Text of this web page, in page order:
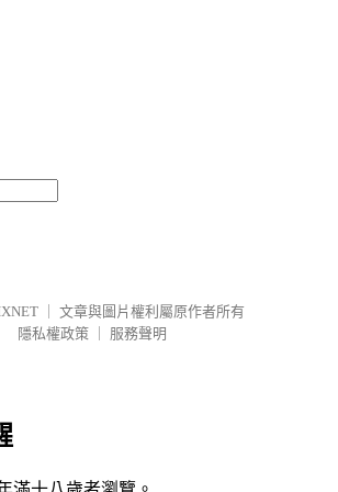
文章與圖片權利屬原作者所有
隱私權政策
服務聲明